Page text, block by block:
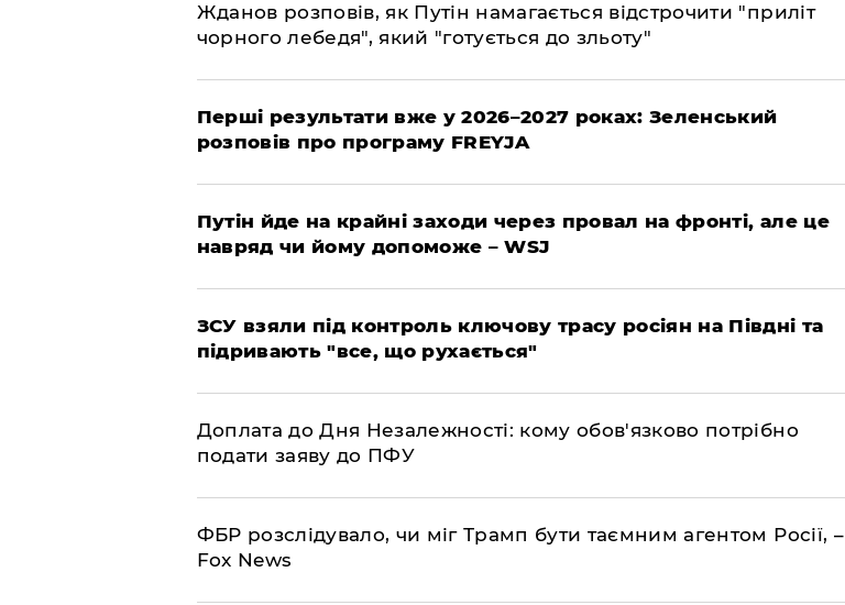
Жданов розповів, як Путін намагається відстрочити "приліт
чорного лебедя", який "готується до зльоту"
Перші результати вже у 2026–2027 роках: Зеленський
розповів про програму FREYJA
Путін йде на крайні заходи через провал на фронті, але це
навряд чи йому допоможе – WSJ
ЗСУ взяли під контроль ключову трасу росіян на Півдні та
підривають "все, що рухається"
Доплата до Дня Незалежності: кому обов'язково потрібно
подати заяву до ПФУ
ФБР розслідувало, чи міг Трамп бути таємним агентом Росії, –
Fox News